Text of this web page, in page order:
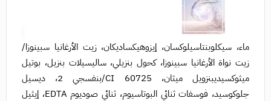
ماء، سيكلوبنتاسيلوكسان، إيزوهيكساديكان، زيت الأرغانيا سبينوزا/
زيت نواة الأرغانيا سبينوزا، كحول بنزيلي، ساليسيلات بنزيل، بوتيل
ميثوكسيديبنزويل ميثان، CI 60725/بنفسجي 2، ديسيل
جلوكوسيد، فوسفات ثنائي البوتاسيوم، ثنائي صوديوم EDTA، إيثيل